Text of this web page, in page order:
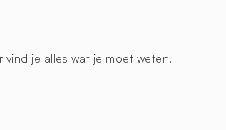
je alles wat je moet weten.